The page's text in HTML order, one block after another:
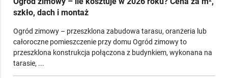
szkło, dach i montaż
Ogród zimowy – przeszklona zabudowa tarasu, oranżeria lub
całoroczne pomieszczenie przy domu Ogród zimowy to
przeszklona konstrukcja połączona z budynkiem, wykonana na
tarasie, ...